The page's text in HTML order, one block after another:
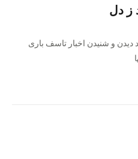
ز دل
و شنيدن اخبار تاسف بارى